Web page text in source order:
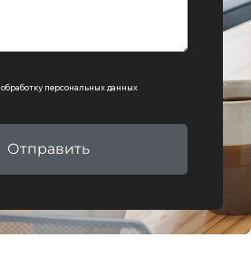
обработку персональных данных
Отправить